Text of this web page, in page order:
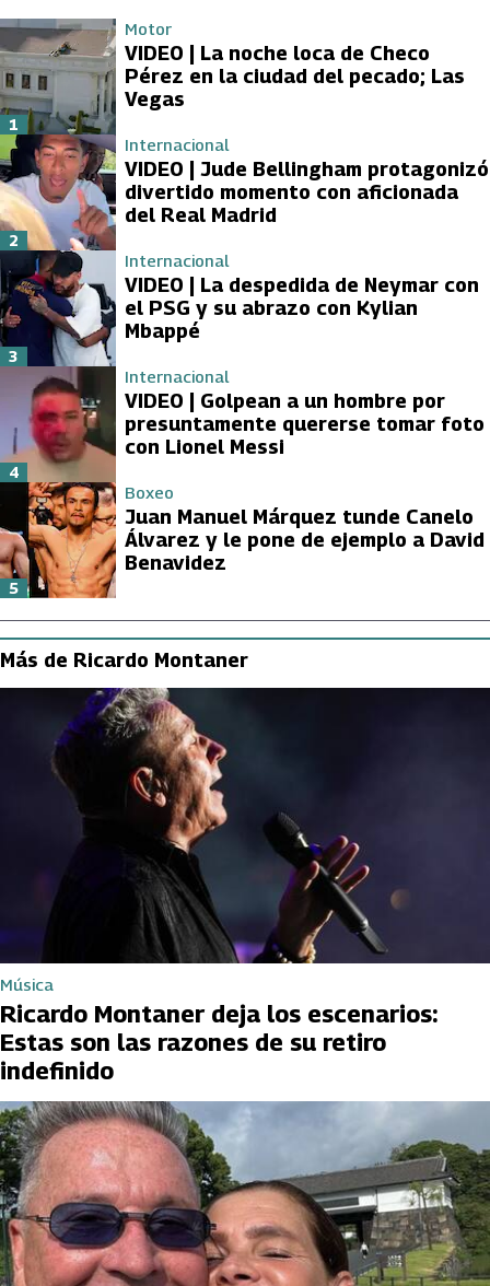
Motor
VIDEO | La noche loca de Checo
Pérez en la ciudad del pecado; Las
Vegas
1
Internacional
VIDEO | Jude Bellingham protagonizó
divertido momento con aficionada
del Real Madrid
2
Internacional
VIDEO | La despedida de Neymar con
el PSG y su abrazo con Kylian
Mbappé
3
Internacional
VIDEO | Golpean a un hombre por
presuntamente quererse tomar foto
con Lionel Messi
4
Boxeo
Juan Manuel Márquez tunde Canelo
Álvarez y le pone de ejemplo a David
Benavidez
5
Más de Ricardo Montaner
Música
Ricardo Montaner deja los escenarios:
Estas son las razones de su retiro
indefinido